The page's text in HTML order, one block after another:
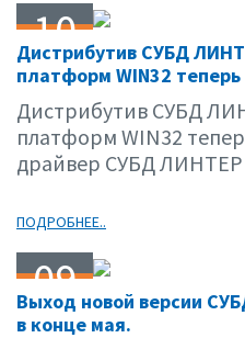
10
04.01
Дистрибутив СУБД
платформ WIN32 теперь
Дистрибутив СУБД
платформ WIN32
драйвер СУБД ЛИНТЕР
ПОДРОБНЕЕ..
09
04.01
Выход новой версии
в конце мая.